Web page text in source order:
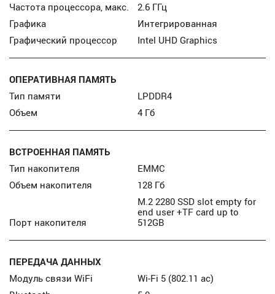
Частота процессора, макс.
2.6 ГГц
Графика
Интегрированная
Графический процессор
Intel UHD Graphics
ОПЕРАТИВНАЯ ПАМЯТЬ
Тип памяти
LPDDR4
Объем
4 Гб
ВСТРОЕННАЯ ПАМЯТЬ
Тип накопителя
EMMC
Объем накопителя
128 Гб
Порт накопителя
M.2 2280 SSD slot empty for
end user +TF card up to
512GB
ПЕРЕДАЧА ДАННЫХ
Модуль связи WiFi
Wi-Fi 5 (802.11 ac)